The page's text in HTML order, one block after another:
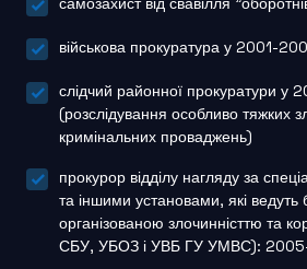
військова прокуратура у 2001-
слідчий районної прокуратури у
(розслідування особливо тяжких
кримінальних проваджень)
прокурор відділу нагляду за
та іншими установами, які ведуть
організованою злочинністтю та
СБУ, УБОЗ і УВБ ГУ УМВС):